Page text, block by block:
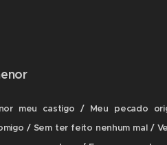
meu castigo / Meu pecado
/ Sem ter feito nenhum mal /